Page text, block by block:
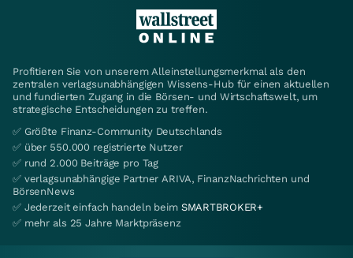
Profitieren Sie von unserem Alleinstellungsmerkmal als den
zentralen verlagsunabhängigen Wissens-Hub für einen aktuellen
und fundierten Zugang in die Börsen- und Wirtschaftswelt, um
strategische Entscheidungen zu treffen.
✅ Größte Finanz-Community Deutschlands
✅ über 550.000 registrierte Nutzer
✅ rund 2.000 Beiträge pro Tag
✅ verlagsunabhängige Partner ARIVA, FinanzNachrichten und
BörsenNews
✅ Jederzeit einfach handeln beim SMARTBROKER+
✅ mehr als 25 Jahre Marktpräsenz